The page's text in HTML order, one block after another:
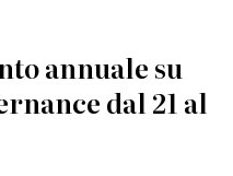
annuale su
dal 21 al